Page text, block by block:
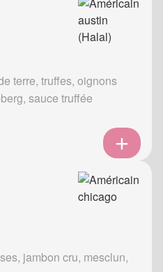
terre, truffes, oignons
sauce truffée
jambon cru, mesclun,